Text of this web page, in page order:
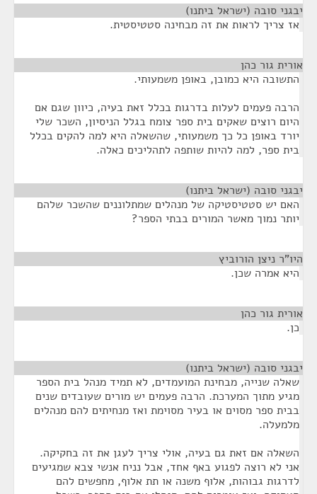
יבגני סובה (ישראל ביתנו)
אז צריך לראות את זה מבחינה סטטיסטית.
אורית גור כהן
התשובה היא כמובן, באופן משמעותי.
הרבה פעמים לעלות בדרגות בכלל זאת בעיה, כיוון שגם אם
היום רוצים שאקים בית ספר צומח בגלל הניסיון, השכר שלי
יורד באופן כל כך משמעותי, שהשאלה היא למה להקים בכלל
בית ספר, למה להיות שותפה לתהליכים כאלה.
יבגני סובה (ישראל ביתנו)
האם יש סטטיסטיקה של מנהלים שמתלוננים שהשכר שלהם
יותר נמוך מאשר המורים בבתי הספר?
היו"ר ניצן הורוביץ
היא אמרה שכן.
אורית גור כהן
כן.
יבגני סובה (ישראל ביתנו)
שאלה שנייה, מבחינת המועמדים, לא תמיד מנהל בית הספר
מגיע מתוך המערכת. הרבה פעמים יש מורים שעובדים שנים
בבית ספר מסוים או בעיר מסוימת ואז מנחיתים להם מנהלים
מלמעלה.
השאלה אם זאת גם בעיה, אולי צריך לעגן את זה בחקיקה.
אני לא רוצה לפגוע באף אחד, אבל נניח אנשי צבא שמגיעים
לדרגות גבוהות, אלוף משנה או תת אלוף, מחפשים להם